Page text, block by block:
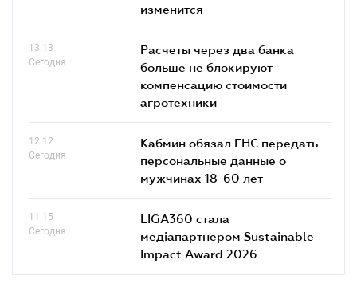
изменится
13.13
Сегодня
Расчеты через два банка
больше не блокируют
компенсацию стоимости
агротехники
12.12
Сегодня
Кабмин обязал ГНС передать
персональные данные о
мужчинах 18-60 лет
11.15
Сегодня
LIGA360 стала
медіапартнером Sustainable
Impact Award 2026